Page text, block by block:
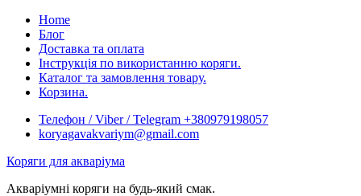
Skip
content
Home
Блог
Доставка та оплата
Інструкція по використанню коряги.
Каталог та замовлення товару.
Корзина.
Телефон / Viber / Telegram +380979198057
koryagavakvariym@gmail.com
Коряги для акваріума
Акваріумні коряги на будь-який смак.